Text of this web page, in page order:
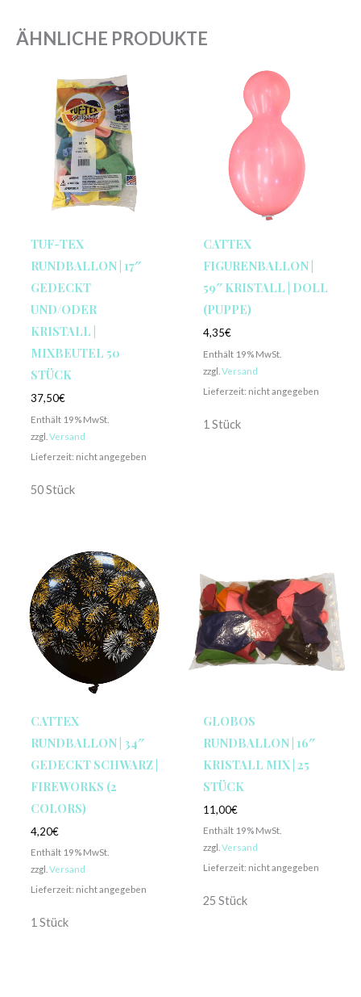
ÄHNLICHE PRODUKTE
TUF-TEX
RUNDBALLON | 17″
GEDECKT
UND/ODER
KRISTALL |
MIXBEUTEL 50
STÜCK
37,50€
Enthält 19% MwSt.
zzgl. Versand
Lieferzeit: nicht angegeben
50 Stück
CATTEX
FIGURENBALLON |
59″ KRISTALL | DOLL
(PUPPE)
4,35€
Enthält 19% MwSt.
zzgl. Versand
Lieferzeit: nicht angegeben
1 Stück
CATTEX
RUNDBALLON | 34″
GEDECKT SCHWARZ |
FIREWORKS (2
COLORS)
4,20€
Enthält 19% MwSt.
zzgl. Versand
Lieferzeit: nicht angegeben
1 Stück
GLOBOS
RUNDBALLON | 16″
KRISTALL MIX | 25
STÜCK
11,00€
Enthält 19% MwSt.
zzgl. Versand
Lieferzeit: nicht angegeben
25 Stück